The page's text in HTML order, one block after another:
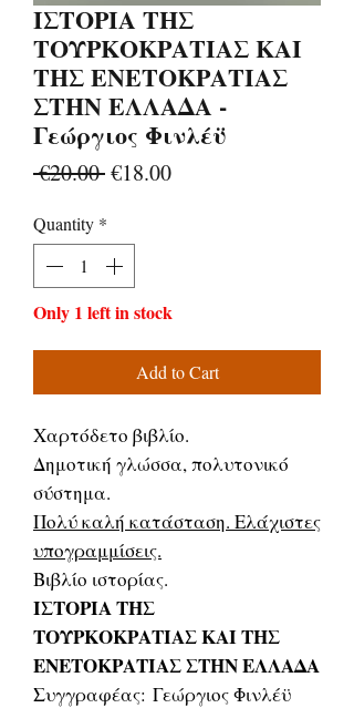
ΙΣΤΟΡΙΑ ΤΗΣ
ΤΟΥΡΚΟΚΡΑΤΙΑΣ ΚΑΙ
ΤΗΣ ΕΝΕΤΟΚΡΑΤΙΑΣ
ΣΤΗΝ ΕΛΛΑΔΑ -
Γεώργιος Φινλέϋ
€20.00 Regular
€18.00Sale
Quantity *
Only 1 left in stock
Add to Cart
Χαρτόδετο βιβλίο.
Δημοτική γλώσσα, πολυτονικό
σύστημα.
Πολύ καλή κατάσταση. Ελάχιστες
υπογραμμίσεις.
Βιβλίο ιστορίας.
ΙΣΤΟΡΙΑ ΤΗΣ
ΤΟΥΡΚΟΚΡΑΤΙΑΣ ΚΑΙ ΤΗΣ
ΕΝΕΤΟΚΡΑΤΙΑΣ ΣΤΗΝ ΕΛΛΑΔΑ
Συγγραφέας: Γεώργιος Φινλέϋ